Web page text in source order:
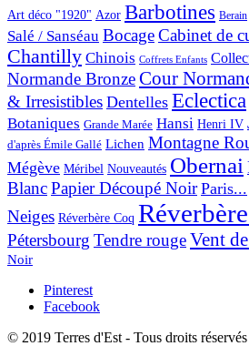
Art déco "1920" Azor Barbotines Berain
Salé / Sanséau BocageCabinet de
Chantilly Chinois Coffrets Enfants
Normande BronzeCour
& Irresistibles Dentelles Eclectica
Botaniques Grande Marée Hansi Henri IV
d'après Émile Gallé Lichen Montagne
Mégève Méribel Nouveautés Obernai
BlancPapier Découpé Noir Paris...
Neiges Réverbère Coq
Pétersbourg Tendre rougeVent
Noir
Pinterest
Facebook
© 2019 Terres d'Est - Tous droits réservés